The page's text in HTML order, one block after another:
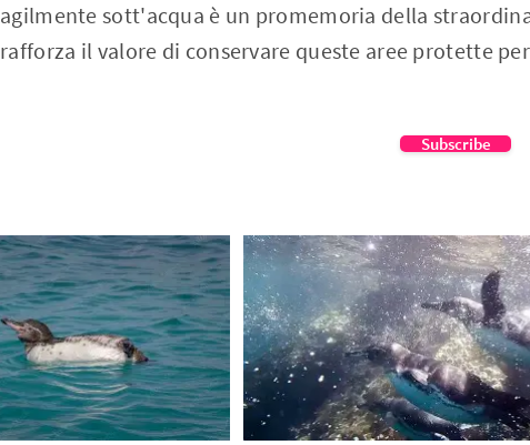
agilmente sott'acqua è un promemoria della
rafforza il valore di conservare queste aree protette
Subscribe